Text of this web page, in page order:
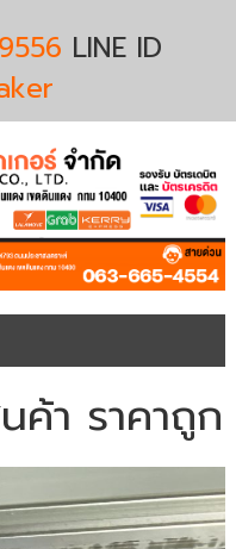
LINE ID
ค้า ราคาถูก